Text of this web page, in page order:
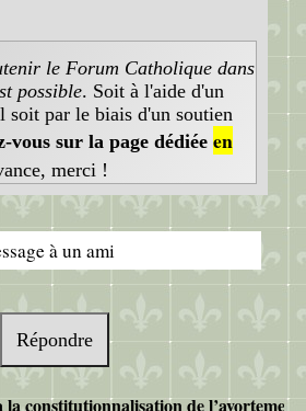
le Forum Catholique dans
possible. Soit à l'aide d'un
soit par le biais d'un soutien
vous sur la page dédiée en
merci !
à un ami
Répondre
constitutionnalisation de